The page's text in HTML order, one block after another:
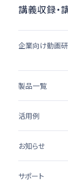
講義収録・
企業向け動画
製品一覧
活用例
お知らせ
サポート